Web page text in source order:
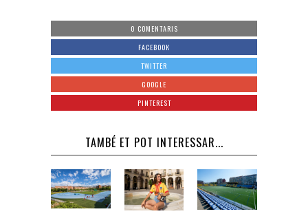
0 COMENTARIS
FACEBOOK
TWITTER
GOOGLE
PINTEREST
TAMBÉ ET POT INTERESSAR...